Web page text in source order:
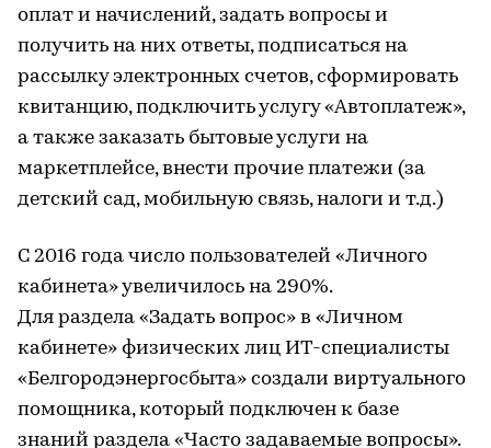
оплат и начислений, задать вопросы и
получить на них ответы, подписаться на
рассылку электронных счетов, сформировать
квитанцию, подключить услугу «Автоплатеж»,
а также заказать бытовые услуги на
маркетплейсе, внести прочие платежи (за
детский сад, мобильную связь, налоги и т.д.)
С 2016 года число пользователей «Личного
кабинета» увеличилось на 290%.
Для раздела «Задать вопрос» в «Личном
кабинете» физических лиц ИТ-специалисты
«Белгородэнергосбыта» создали виртуального
помощника, который подключен к базе
знаний раздела «Часто задаваемые вопросы».